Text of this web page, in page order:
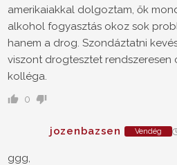
amerikaiakkal dolgoztam, ők
alkohol fogyasztás okoz sok
hanem a drog. Szondáztatni
viszont drogtesztet rendszeresen
kolléga.
0
jozenbazsen Vendég
ggg,